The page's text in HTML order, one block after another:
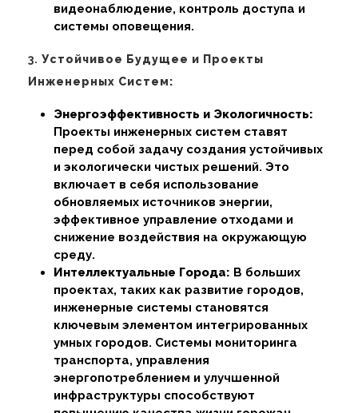
видеонаблюдение, контроль доступа и
системы оповещения.
3. Устойчивое Будущее и Проекты
Инженерных Систем:
Энергоэффективность и Экологичность:
Проекты инженерных систем ставят
перед собой задачу создания устойчивых
и экологически чистых решений. Это
включает в себя использование
обновляемых источников энергии,
эффективное управление отходами и
снижение воздействия на окружающую
среду.
Интеллектуальные Города: В больших
проектах, таких как развитие городов,
инженерные системы становятся
ключевым элементом интегрированных
умных городов. Системы мониторинга
транспорта, управления
энергопотреблением и улучшенной
инфраструктуры способствуют